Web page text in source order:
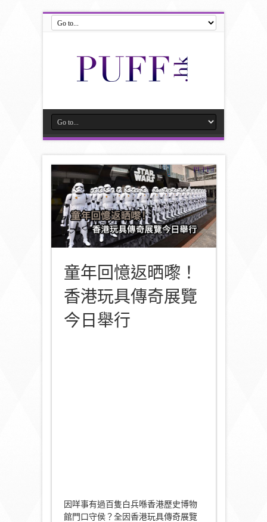
童年回憶返晒嚟！
香港玩具傳奇展覽
今日舉行
因咩事有過百隻白兵喺香港歷史博物
館門口守侯？全因香港玩具傳奇展覽